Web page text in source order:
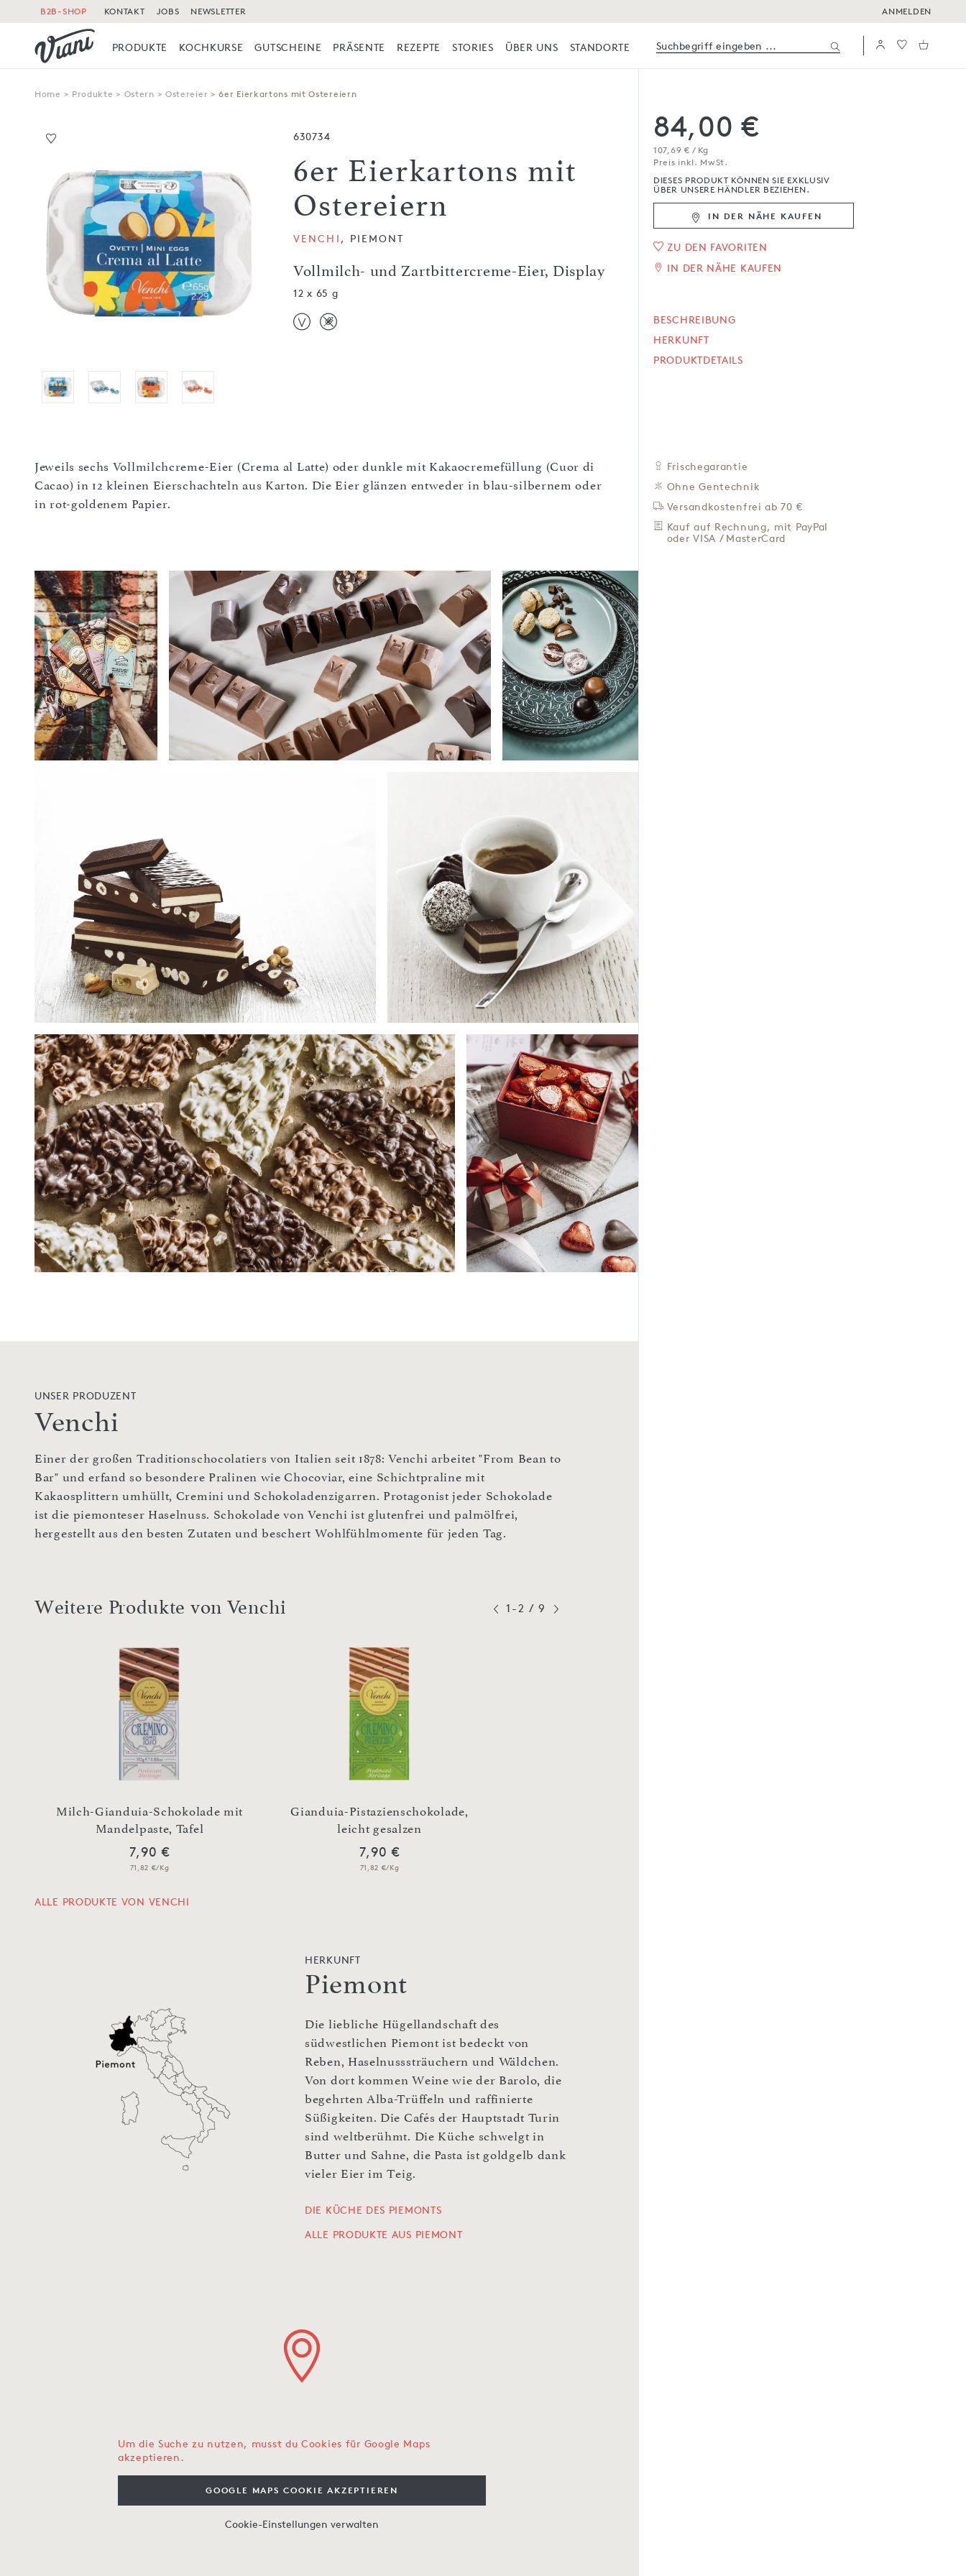
B2B-SHOP KONTAKT JOBS NEWSLETTER ANMELDEN
PRODUKTE KOCHKURSE GUTSCHEINE PRÄSENTE REZEPTE STORIES ÜBER UNS STANDORTE
Home > Produkte > Ostern > Ostereier >6er Eierkartons mit Ostereiern
Ostereiern
IN DER NÄHE KAUFEN
ZU DEN FAVORITEN
IN DER NÄHE KAUFEN
BESCHREIBUNG
630734
6er Eierkartons mit
Ostereiern
Vollmilch- und Zartbitter­creme-Eier, Display
VENCHI , PIEMONT
12 x 65 g
DIESES PRODUKT KÖNNEN SIE EXKLUSIV
ÜBER UNSERE HÄNDLER BEZIEHEN.
84,00 €
107,69 € / Kg
Preis inkl. MwSt.
IN DER NÄHE KAUFEN
ZU DEN FAVORITEN
IN DER NÄHE KAUFEN
BESCHREIBUNG
HERKUNFT
PRODUKTDETAILS
Frischegarantie
Ohne Gentechnik
Versandkostenfrei ab 70 €
Kauf auf Rechnung, mit PayPal
oder VISA / MasterCard
Jeweils sechs Vollmilchcreme-Eier (Crema al Latte) oder dunkle mit Kakaocremefüllung (Cuor di
Cacao) in 12 kleinen Eierschachteln aus Karton. Die Eier glänzen entweder in blau-silbernem oder
in rot-goldenem Papier.
UNSER PRODUZENT
Venchi
Einer der großen Traditionschocolatiers von Italien seit 1878: Venchi arbeitet "From Bean to
Bar" und erfand so besondere Pralinen wie Chocoviar, eine Schichtpraline mit
Kakaosplittern umhüllt, Cremini und Schokoladenzigarren. Protagonist jeder Schokolade
ist die piemonteser Haselnuss. Schokolade von Venchi ist glutenfrei und palmölfrei,
hergestellt aus den besten Zutaten und beschert Wohlfühlmomente für jeden Tag.
Weitere Produkte von Venchi
Milch-Gianduia-Schokolade mit
Mandelpaste, Tafel
7,90 €
71,82 €/Kg
Gianduia-Pistazienschokolade,
leicht gesalzen
7,90 €
71,82 €/Kg
1-2 / 9
ALLE PRODUKTE VON VENCHI
HERKUNFT
Piemont
Die liebliche Hügellandschaft des
südwestlichen Piemont ist bedeckt von
Reben, Haselnusssträuchern und Wäldchen.
Von dort kommen Weine wie der Barolo, die
begehrten Alba-Trüffeln und raffinierte
Süßigkeiten. Die Cafés der Hauptstadt Turin
sind weltberühmt. Die Küche schwelgt in
Butter und Sahne, die Pasta ist goldgelb dank
vieler Eier im Teig.
DIE KÜCHE DES PIEMONTS
ALLE PRODUKTE AUS PIEMONT
Um die Suche zu nutzen, musst du Cookies für Google Maps
akzeptieren.
GOOGLE MAPS COOKIE AKZEPTIEREN
Cookie-Einstellungen verwalten